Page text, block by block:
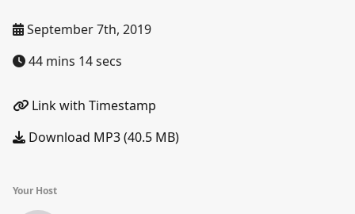
September 7th, 2019
44 mins 14 secs
Link with Timestamp
Download MP3 (40.5 MB)
Your Host